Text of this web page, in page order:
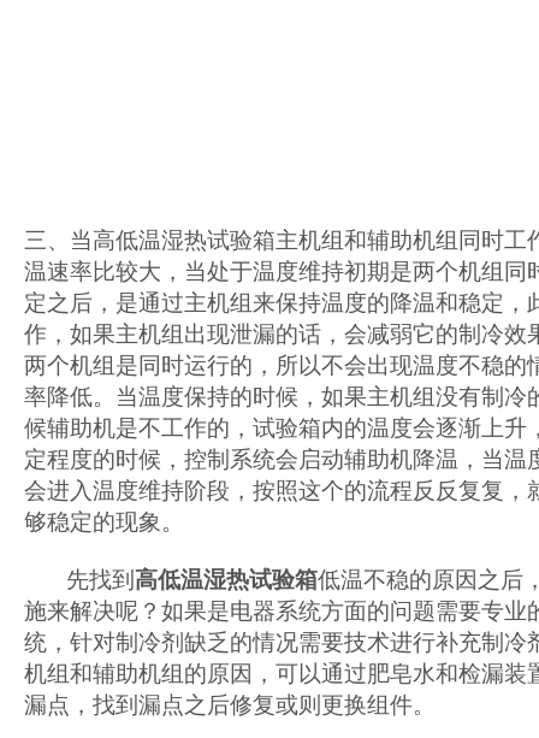
三、当高低温湿热试验箱主机组和辅助机组同时工
温速率比较大，当处于温度维持初期是两个机组同
定之后，是通过主机组来保持温度的降温和稳定，
作，如果主机组出现泄漏的话，会减弱它的制冷效
两个机组是同时运行的，所以不会出现温度不稳的
率降低。当温度保持的时候，如果主机组没有制冷
候辅助机是不工作的，试验箱内的温度会逐渐上升
定程度的时候，控制系统会启动辅助机降温，当温
会进入温度维持阶段，按照这个的流程反反复复，
够稳定的现象。
先找到 高低温湿热试验箱低温不稳的原因之后
施来解决呢？如果是电器系统方面的问题需要专业
统，针对制冷剂缺乏的情况需要技术进行补充制冷
机组和辅助机组的原因，可以通过肥皂水和检漏装
漏点，找到漏点之后修复或则更换组件。